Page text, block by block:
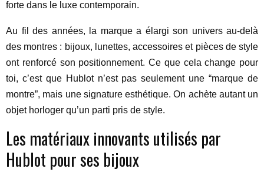
forte dans le luxe contemporain.
Au fil des années, la marque a élargi son univers au-delà
des montres : bijoux, lunettes, accessoires et pièces de style
ont renforcé son positionnement. Ce que cela change pour
toi, c’est que Hublot n’est pas seulement une “marque de
montre”, mais une signature esthétique. On achète autant un
objet horloger qu’un parti pris de style.
Les matériaux innovants utilisés par
Hublot pour ses bijoux